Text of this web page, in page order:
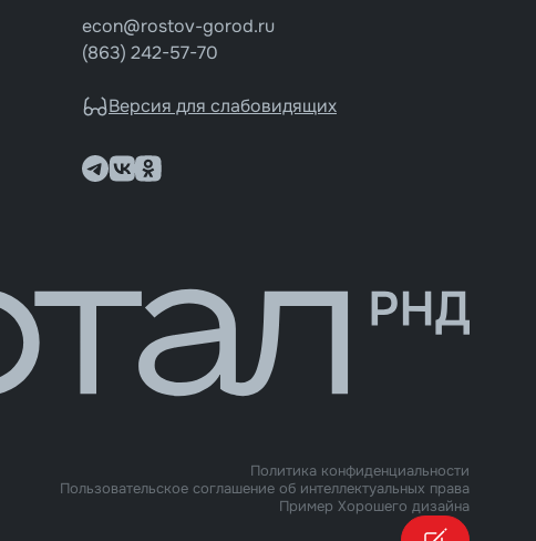
econ@rostov-gorod.ru
(863) 242-57-70
Версия для слабовидящих
Политика конфиденциальности
Пользовательское соглашение об интеллектуальных права
Пример Хорошего дизайна